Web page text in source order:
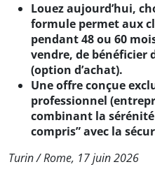
Louez aujourd’hui,
formule permet aux
pendant 48 ou 60
vendre, de bénéficier
(option d’achat).
Une offre conçue
professionnel
combinant la
compris” avec la
Turin / Rome, 17 juin 2026